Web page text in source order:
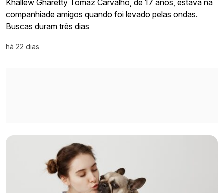
companhiade amigos quando foi levado pelas ondas.
Buscas duram três dias
há 22 dias